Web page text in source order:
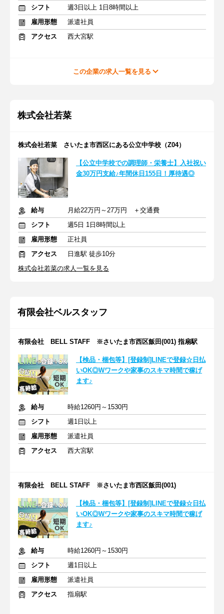
シフト
週3日以上 1日8時間以上
雇用形態
派遣社員
アクセス
西大宮駅
この企業の求人一覧を見る
株式会社若菜
株式会社若菜 さいたま市西区にある公立中学校（Z04）
【公立中学校での調理師・栄養士】入社祝い
金30万円支給♪年間休日155日！厚待遇◎
給与
月給22万円～27万円 ＋交通費
シフト
週5日 1日8時間以上
雇用形態
正社員
アクセス
日進駅 徒歩10分
株式会社若菜の求人一覧を見る
有限会社ベルスタッフ
有限会社 BELL STAFF ※さいたま市西区飯田(001) 指扇駅
【検品・梱包等】[登録制]LINEで登録☆日払
いOK◎Wワークや家事のスキマ時間で稼げ
ます♪
給与
時給1260円～1530円
シフト
週1日以上
雇用形態
派遣社員
アクセス
西大宮駅
有限会社 BELL STAFF ※さいたま市西区飯田(001)
【検品・梱包等】[登録制]LINEで登録☆日払
いOK◎Wワークや家事のスキマ時間で稼げ
ます♪
給与
時給1260円～1530円
シフト
週1日以上
雇用形態
派遣社員
アクセス
指扇駅